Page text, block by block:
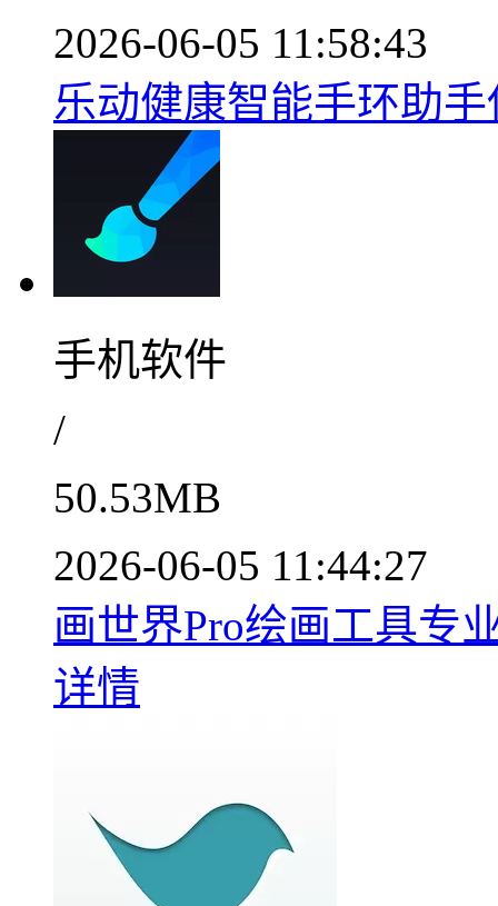
2026-06-05 11:58:43
乐动健康智能手环助
手机软件
/
50.53MB
2026-06-05 11:44:27
画世界Pro绘画工具专
详情